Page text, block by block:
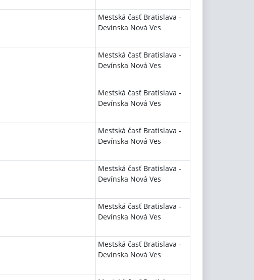
Mestská časť Bratislava -
Devínska Nová Ves
Mestská časť Bratislava -
Devínska Nová Ves
Mestská časť Bratislava -
Devínska Nová Ves
Mestská časť Bratislava -
Devínska Nová Ves
Mestská časť Bratislava -
Devínska Nová Ves
Mestská časť Bratislava -
Devínska Nová Ves
Mestská časť Bratislava -
Devínska Nová Ves